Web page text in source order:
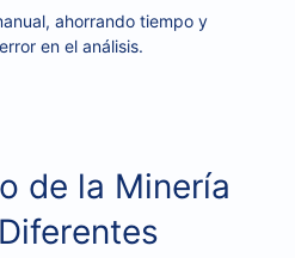
ahorrando tiempo y
en el análisis.
de la Minería